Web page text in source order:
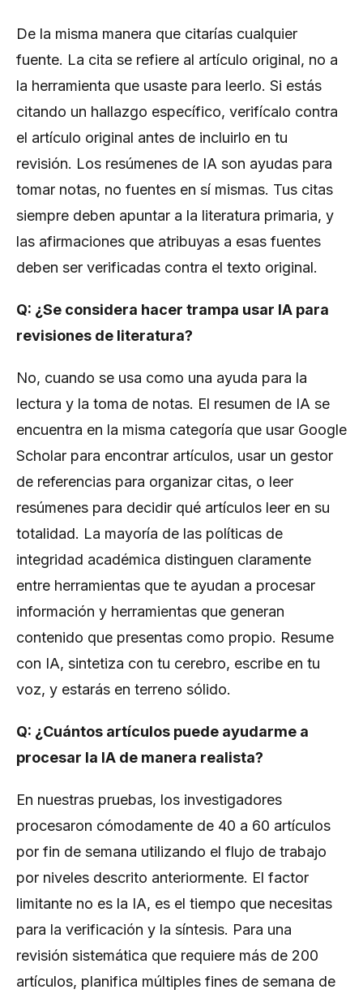
De la misma manera que citarías cualquier
fuente. La cita se refiere al artículo original, no a
la herramienta que usaste para leerlo. Si estás
citando un hallazgo específico, verifícalo contra
el artículo original antes de incluirlo en tu
revisión. Los resúmenes de IA son ayudas para
tomar notas, no fuentes en sí mismas. Tus citas
siempre deben apuntar a la literatura primaria, y
las afirmaciones que atribuyas a esas fuentes
deben ser verificadas contra el texto original.
Q: ¿Se considera hacer trampa usar IA para
revisiones de literatura?
No, cuando se usa como una ayuda para la
lectura y la toma de notas. El resumen de IA se
encuentra en la misma categoría que usar Google
Scholar para encontrar artículos, usar un gestor
de referencias para organizar citas, o leer
resúmenes para decidir qué artículos leer en su
totalidad. La mayoría de las políticas de
integridad académica distinguen claramente
entre herramientas que te ayudan a procesar
información y herramientas que generan
contenido que presentas como propio. Resume
con IA, sintetiza con tu cerebro, escribe en tu
voz, y estarás en terreno sólido.
Q: ¿Cuántos artículos puede ayudarme a
procesar la IA de manera realista?
En nuestras pruebas, los investigadores
procesaron cómodamente de 40 a 60 artículos
por fin de semana utilizando el flujo de trabajo
por niveles descrito anteriormente. El factor
limitante no es la IA, es el tiempo que necesitas
para la verificación y la síntesis. Para una
revisión sistemática que requiere más de 200
artículos, planifica múltiples fines de semana de